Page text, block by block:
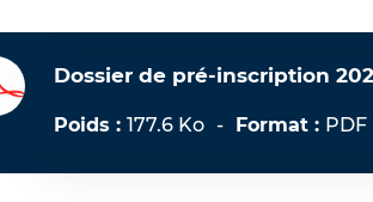
Dossier de pré-inscription
Poids : 177.6 Ko - Format : PDF